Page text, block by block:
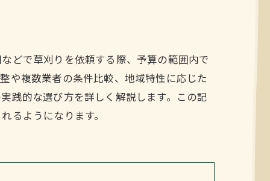
どで草刈りを依頼する際、予算の範囲内で
や複数業者の条件比較、地域特性に応じた
践的な選び方を詳しく解説します。この記
るようになります。